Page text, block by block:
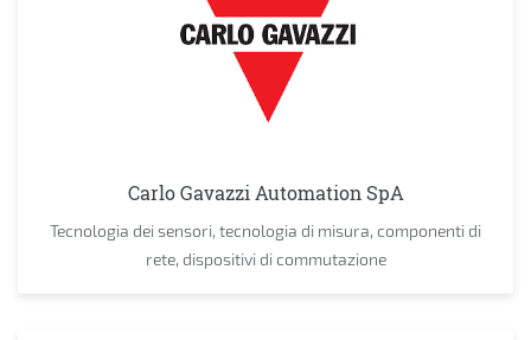
Carlo Gavazzi Automation SpA
Tecnologia dei sensori, tecnologia di misura, componenti di
rete, dispositivi di commutazione